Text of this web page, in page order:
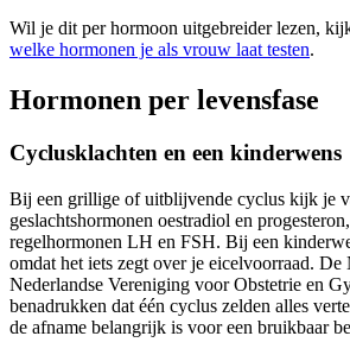
Wil je dit per hormoon uitgebreider lezen,
welke hormonen je als vrouw laat testen.
Hormonen per levensfase
Cyclusklachten en een kinderwens
Bij een grillige of uitblijvende cyclus kijk je
geslachtshormonen oestradiol en
regelhormonen LH en FSH. Bij een
omdat het iets zegt over je eicelvoorraad.
Nederlandse Vereniging voor Obstetrie en
benadrukken dat één cyclus zelden alles
de afname belangrijk is voor een bruikbaar